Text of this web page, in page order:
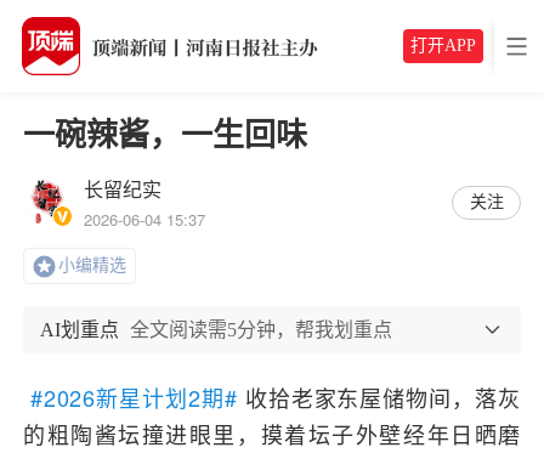
打开APP
一碗辣酱，一生回味
长留纪实
2026-06-04 15:37
关注
小编精选
AI划重点 全文阅读需5分钟，帮我划重点
#2026新星计划2期# 收拾老家东屋储物间，落灰
的粗陶酱坛撞进眼里，摸着坛子外壁经年日晒磨